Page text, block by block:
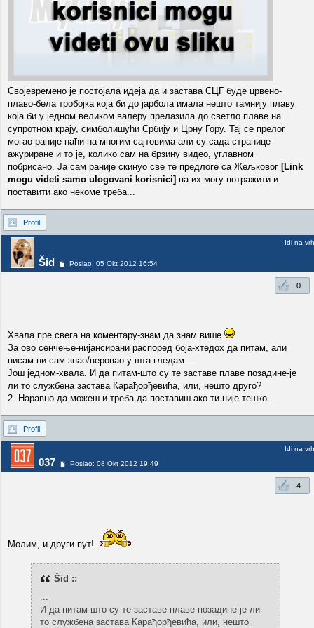
Својевремено је постојала идеја да и застава СЦГ буде црвено-
плаво-бела тробојка која би до јарбола имала нешто тамнију плаву
која би у једном великом валеру прелазила до светло плаве на
супротном крају, симболишући Србију и Црну Гору. Тај се прелог
могао раније наћи на многим сајтовима али су сада странице
ажуриране и то је, колико сам на брзину видео, углавном
побрисано. Ја сам раније скинуо све те предлоге са Жељковог [Link
mogu videti samo ulogovani korisnici] па их могу потражити и
поставити ако некоме треба...
Profil
Šid Poslao: 05 Okt 2012 16:54
Idi na vrh
0
Хвала пре свега на коментару-знам да знам више
За ово сенчење-нијансирани распоред боја-хтедох да питам, али
нисам ни сам знао/веровао у шта гледам...
Још једном-хвала. И да питам-што су те заставе плаве позадине-је
ли то службена застава Карађорђевића, или, нешто друго?
2. Наравно да можеш и треба да поставиш-ако ти није тешко...
Profil
037 Poslao: 08 Okt 2012 19:49
Idi na vrh
4
Молим, и други пут!
Šid ::
...
И да питам-што су те заставе плаве позадине-је ли
то службена застава Карађорђевића, или, нешто